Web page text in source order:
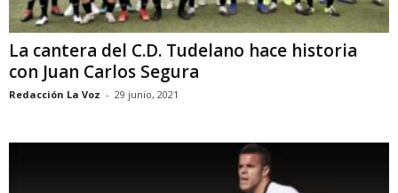
La cantera del C.D. Tudelano hace historia
con Juan Carlos Segura
Redacción La Voz - 29 junio, 2021